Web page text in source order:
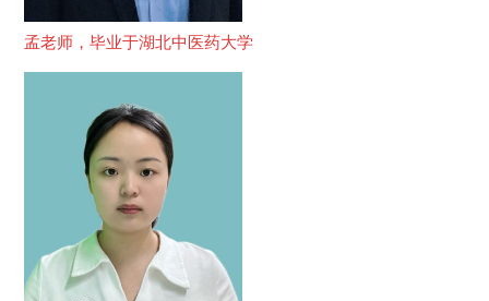
孟老师，毕业于湖北中医药大学